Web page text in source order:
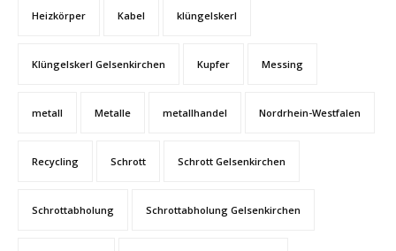
Heizkörper Kabel klüngelskerl
Klüngelskerl Gelsenkirchen Kupfer Messing
metall Metalle metallhandel Nordrhein-Westfalen
Recycling Schrott Schrott Gelsenkirchen
Schrottabholung Schrottabholung Gelsenkirchen